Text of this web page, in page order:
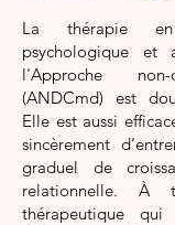
La thérapie
psychologique et
l'Approche non-
(ANDCmd) est
Elle est aussi
sincèrement
graduel de
relationnelle. À
thérapeutique